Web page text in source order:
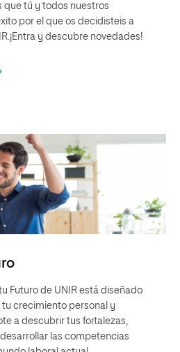
que tú y todos nuestros
por el que os decidisteis a
y descubre novedades!
Futuro de UNIR está diseñado
crecimiento personal y
a descubrir tus fortalezas,
las competencias